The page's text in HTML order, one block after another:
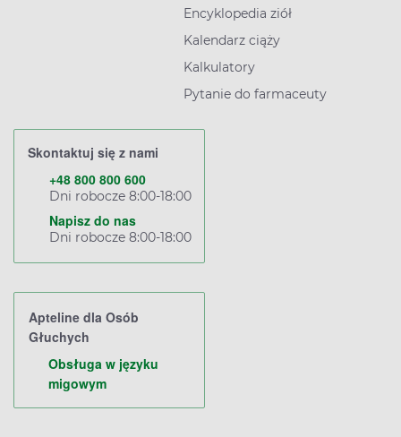
Encyklopedia ziół
Kalendarz ciąży
Kalkulatory
Pytanie do farmaceuty
Skontaktuj się z nami
+48 800 800 600
Dni robocze 8:00-18:00
Napisz do nas
Dni robocze 8:00-18:00
Apteline dla Osób
Głuchych
Obsługa w języku
migowym